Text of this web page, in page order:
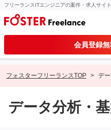
フリーランスITエンジニアの案件・求人サイ
会員登録無
フォスターフリーランスTOP デ
データ分析・